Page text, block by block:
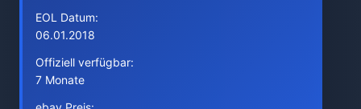
EOL Datum:
06.01.2018
Offiziell verfügbar:
7 Monate